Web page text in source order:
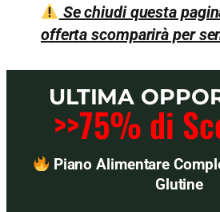
Se chiudi questa
offerta scomparirà per
ULTIMA
>>75% di
Piano Alimentare
Glutine